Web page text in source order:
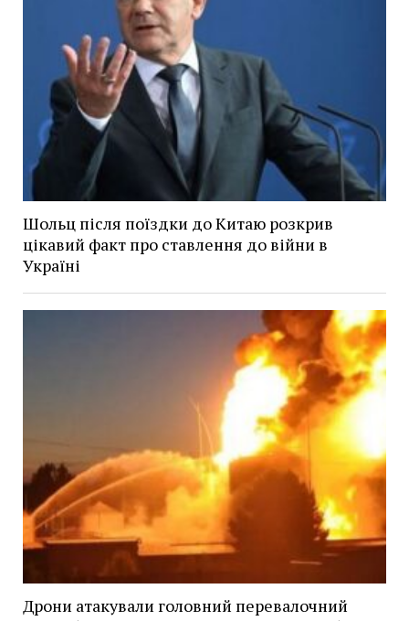
Шольц після поїздки до Китаю розкрив
цікавий факт про ставлення до війни в
Україні
Дрони атакували головний перевалочний